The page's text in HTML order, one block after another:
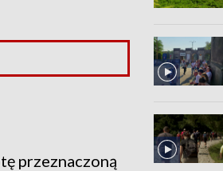
przeznaczoną